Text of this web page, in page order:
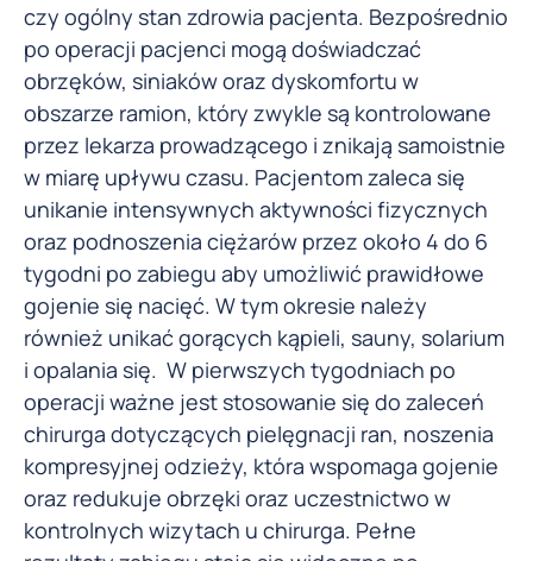
czy ogólny stan zdrowia pacjenta. Bezpośrednio
po operacji pacjenci mogą doświadczać
obrzęków, siniaków oraz dyskomfortu w
obszarze ramion, który zwykle są kontrolowane
przez lekarza prowadzącego i znikają samoistnie
w miarę upływu czasu. Pacjentom zaleca się
unikanie intensywnych aktywności fizycznych
oraz podnoszenia ciężarów przez około 4 do 6
tygodni po zabiegu aby umożliwić prawidłowe
gojenie się nacięć. W tym okresie należy
również unikać gorących kąpieli, sauny, solarium
i opalania się. W pierwszych tygodniach po
operacji ważne jest stosowanie się do zaleceń
chirurga dotyczących pielęgnacji ran, noszenia
kompresyjnej odzieży, która wspomaga gojenie
oraz redukuje obrzęki oraz uczestnictwo w
kontrolnych wizytach u chirurga. Pełne